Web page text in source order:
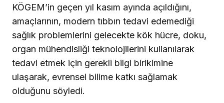
KÖGEM’in geçen yıl kasım ayında açıldığını,
amaçlarının, modern tıbbın tedavi edemediği
sağlık problemlerini gelecekte kök hücre, doku,
organ mühendisliği teknolojilerini kullanılarak
tedavi etmek için gerekli bilgi birikimine
ulaşarak, evrensel bilime katkı sağlamak
olduğunu söyledi.